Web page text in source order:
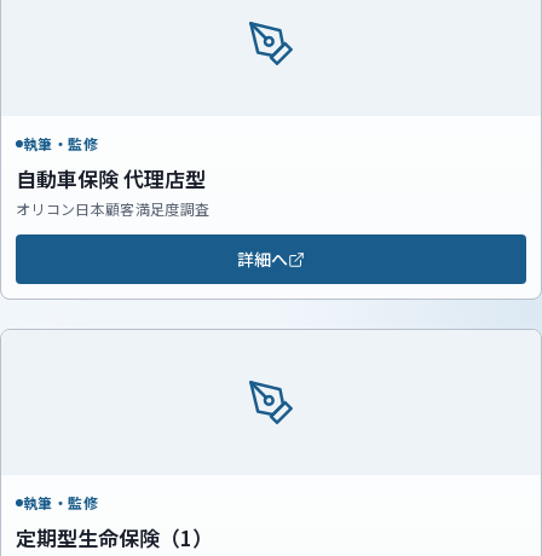
執筆・監修
自動車保険 代理店型
オリコン日本顧客満足度調査
詳細へ
執筆・監修
定期型生命保険（1）